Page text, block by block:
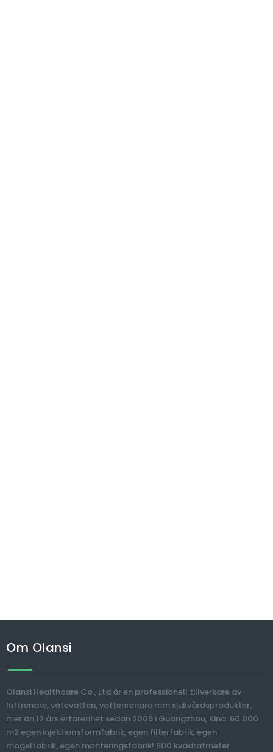
Om Olansi
Olansi Healthcare Co., Ltd är en professionell tillverkare av
luftrenare, vätevatten, vattenrenare mm sjukvårdsprodukter,
mer än 12 års erfarenhet sedan 2009 i Guangzhou, Kina. 60 000
m2 egen injektionsformfabrik, egen filterfabrik, egen
mögelfabrik, egen monteringsfabrik! 600 kvadratmeter